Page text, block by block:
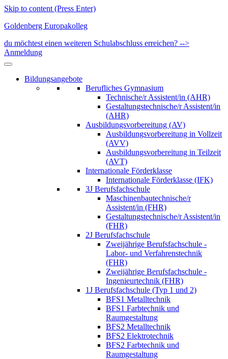
Skip to content (Press Enter)
Goldenberg Europakolleg
du möchtest einen weiteren Schulabschluss erreichen? -->
Anmeldung
Bildungsangebote
Berufliches Gymnasium
Technische/r Assistent/in (AHR)
Gestaltungstechnische/r Assistent/in
(AHR)
Ausbildungsvorbereitung (AV)
Ausbildungsvorbereitung in Vollzeit
(AVV)
Ausbildungsvorbereitung in Teilzeit
(AVT)
Internationale Förderklasse
Internationale Förderklasse (IFK)
3J Berufsfachschule
Maschinenbautechnische/r
Assistent/in (FHR)
Gestaltungstechnische/r Assistent/in
(FHR)
2J Berufsfachschule
Zweijährige Berufsfachschule -
Labor- und Verfahrenstechnik
(FHR)
Zweijährige Berufsfachschule -
Ingenieurtechnik (FHR)
1J Berufsfachschule (Typ 1 und 2)
BFS1 Metalltechnik
BFS1 Farbtechnik und
Raumgestaltung
BFS2 Metalltechnik
BFS2 Elektrotechnik
BFS2 Farbtechnik und
Raumgestaltung